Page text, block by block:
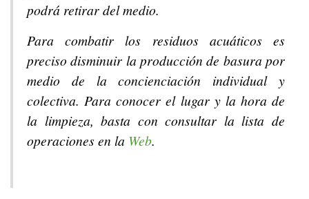
podrá retirar del medio.
Para combatir los residuos acuáticos es
preciso disminuir la producción de basura por
medio de la concienciación individual y
colectiva. Para conocer el lugar y la hora de
la limpieza, basta con consultar la lista de
operaciones en la Web.